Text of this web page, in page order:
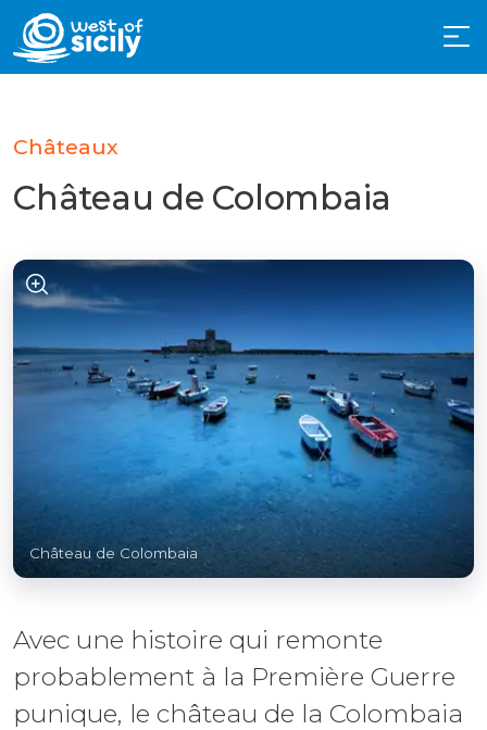
Châteaux
Château de Colombaia
Château de Colombaia
Avec une histoire qui remonte
probablement à la Première Guerre
punique, le château de la Colombaia